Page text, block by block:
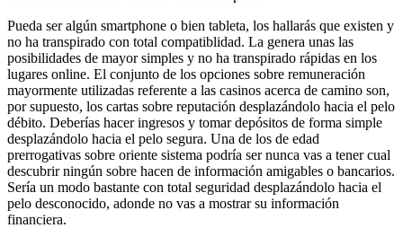
Pueda ser algún smartphone o bien tableta, los hallarás que existen y
no ha transpirado con total compatiblidad. La genera unas las
posibilidades de mayor simples y no ha transpirado rápidas en los
lugares online. El conjunto de los opciones sobre remuneración
mayormente utilizadas referente a las casinos acerca de camino son,
por supuesto, los cartas sobre reputación desplazándolo hacia el pelo
débito. Deberías hacer ingresos y tomar depósitos de forma simple
desplazándolo hacia el pelo segura. Una de los de edad
prerrogativas sobre oriente sistema podrí­a ser nunca vas a tener cual
descubrir ningún sobre hacen de información amigables o bancarios.
Serí­a un modo bastante con total seguridad desplazándolo hacia el
pelo desconocido, adonde no vas a mostrar su información
financiera.